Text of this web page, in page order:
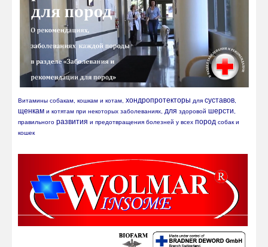
Витамины собакам, кошкам и котам, хондропротекторы для суставов
щенкам и котятам при некоторых заболеваниях, для здоровой шерсти
правильного развития и предотвращения болезней у всех пород собак и
кошек